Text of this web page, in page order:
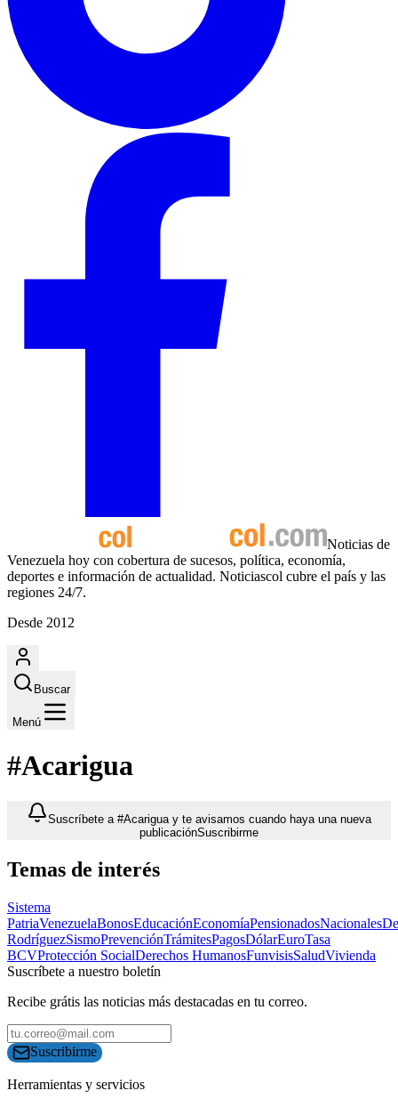
Noticias de
Venezuela hoy con cobertura de sucesos, política, economía,
deportes e información de actualidad. Noticiascol cubre el país y las
regiones 24/7.
Desde 2012
Buscar
Menú
#Acarigua
Suscríbete a #Acarigua y te avisamos cuando haya una nueva
publicaciónSuscribirme
Temas de interés
Sistema
PatriaVenezuelaBonosEducaciónEconomíaPensionadosNacionales
RodríguezSismoPrevenciónTrámitesPagosDólarEuroTasa
BCVProtección SocialDerechos HumanosFunvisisSaludVivienda
Suscríbete a nuestro boletín
Recibe grátis las noticias más destacadas en tu correo.
Suscribirme
Herramientas y servicios